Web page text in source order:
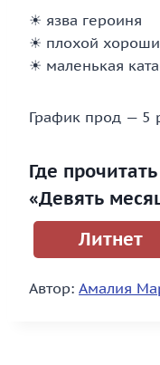
☀ язва героиня
☀ плохой
☀ маленькая
График прод — 5
Где
«Девять
Литнет
Автор: Амалия